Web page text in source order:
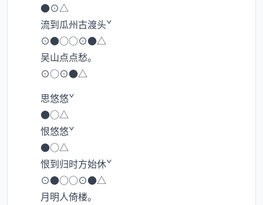
●⊙△
流到瓜州古渡头ˇ
⊙●○○⊙●△
吴山点点愁。
⊙○⊙●△
思悠悠ˇ
●○△
恨悠悠ˇ
●○△
恨到归时方始休ˇ
⊙●○○⊙●△
月明人倚楼。